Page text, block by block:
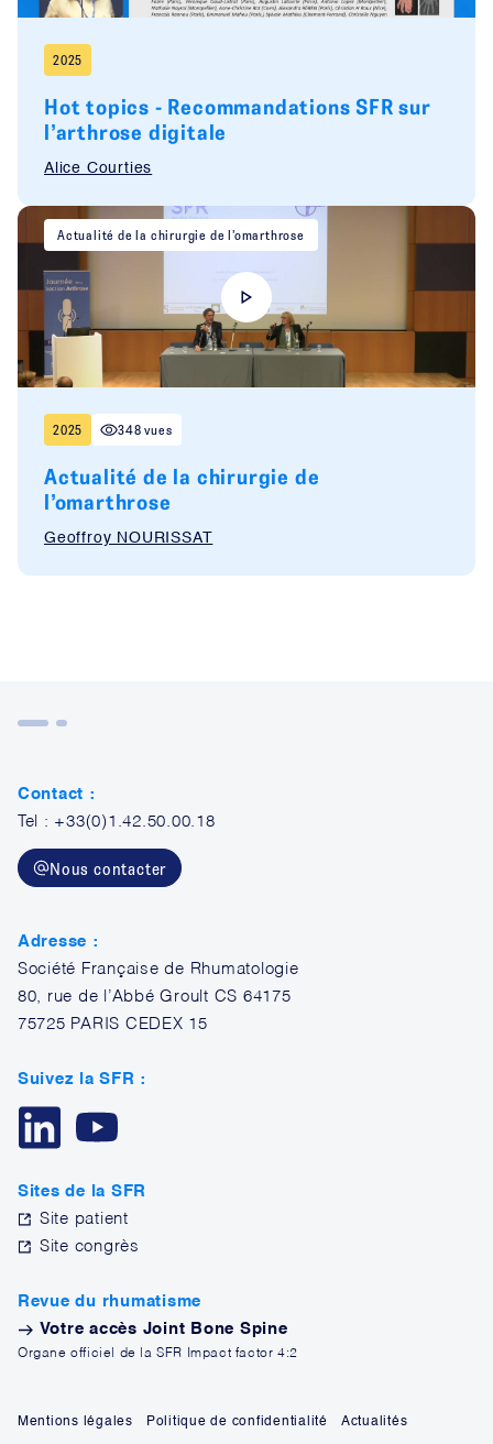
2025
Hot topics - Recommandations SFR sur
l’arthrose digitale
Alice Courties
Actualité de la chirurgie de l’omarthrose
2025 348 vues
Actualité de la chirurgie de
l’omarthrose
Geoffroy NOURISSAT
Contact :
Tel : +33(0)1.42.50.00.18
Nous contacter
Adresse :
Société Française de Rhumatologie
80, rue de l’Abbé Groult CS 64175
75725 PARIS CEDEX 15
Suivez la SFR :
Sites de la SFR
Site patient
Site congrès
Revue du rhumatisme
Votre accès Joint Bone Spine
Organe officiel de la SFR Impact factor 4:2
Mentions légales Politique de confidentialité Actualités